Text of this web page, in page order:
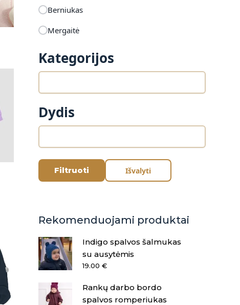
Berniukas
Mergaitė
Kategorijos
Dydis
Filtruoti Išvalyti
Rekomenduojami produktai
Indigo spalvos šalmukas
su ausytėmis
19.00 €
Rankų darbo bordo
spalvos romperiukas